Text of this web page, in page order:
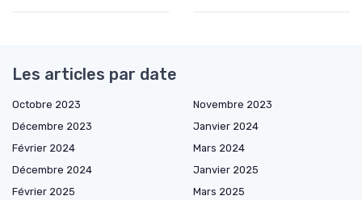
Les articles par date
Octobre 2023
Novembre 2023
Décembre 2023
Janvier 2024
Février 2024
Mars 2024
Décembre 2024
Janvier 2025
Février 2025
Mars 2025